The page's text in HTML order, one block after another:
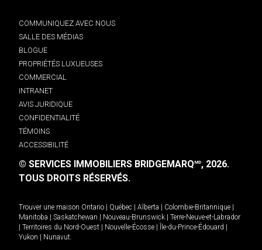
COMMUNIQUEZ AVEC NOUS
SALLE DES MÉDIAS
BLOGUE
PROPRIÉTÉS LUXUEUSES
COMMERCIAL
INTRANET
AVIS JURIDIQUE
CONFIDENTIALITÉ
TÉMOINS
ACCESSIBILITÉ
© SERVICES IMMOBILIERS BRIDGEMARQMD, 2026.
TOUS DROITS RÉSERVÉS.
Trouver une maison Ontario Québec Alberta Colombie-Britannique
Manitoba
Saskatchewan Nouveau-Brunswick
Terre-Neuve-et-Labrador
Territoires du Nord-Ouest Nouvelle-Écosse Île-du-Prince-Édouard
Yukon
Nunavut.